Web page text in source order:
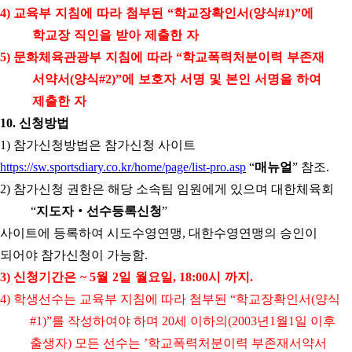
4) 교육부 지침에 따라 첨부된 “학교장확인서(양식#1)”에
학교장 직인을 받아 제출한 자
5) 문화체육관광부 지침에 따라 “학교폭력처분이력 부존재
서약서(양식#2)”에 보호자 서명 및 본인 서명을 하여
제출한 자
10. 신청방법
1) 참가신청방법은 참가신청 사이트
https://sw.sportsdiary.co.kr/home/page/list-pro.asp “매뉴얼” 참조.
2) 참가신청 권한은 해당 소속팀 임원에게 있으며 대한체육회
“지도자‧ 선수등록신청”
사이트에 등록하여 시도수영연맹, 대한수영연맹의 승인이
되어야 참가신청이 가능함.
3) 신청기간은 ~ 5월 2일 월요일, 18:00시 까지 .
4) 학생선수는 교육부 지침에 따라 첨부된 “학교장확인서(양식
#1)”를 작성하여야 하며 20세 이하의 (2003년1 월1 일 이후
출생자) 모든 선수는 ’학교폭력처분이력 부존재서약서